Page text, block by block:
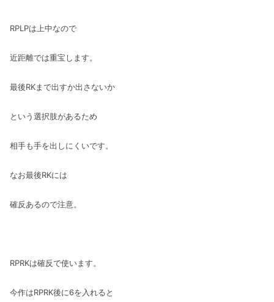
RPLPは上中なので
近距離では重宝します。
最後RKまで出すか出さないか
という選択肢があるため
相手も手を出しにくいです。
なお最後RKには
確反あるので注意。
RPRKは確反で使います。
今作はRPRK後に6を入れると